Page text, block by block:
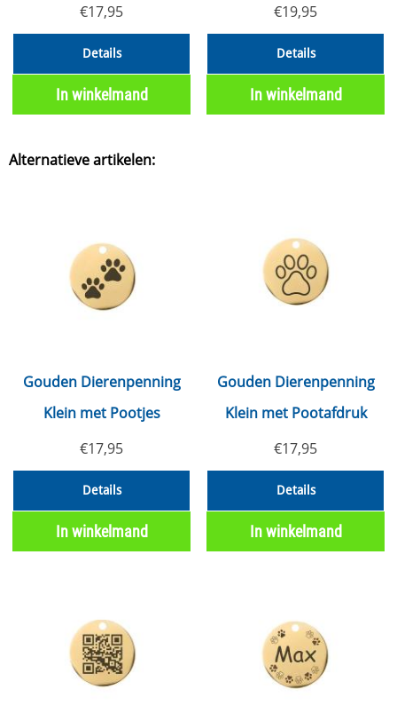
€17,95
Details
In winkelmand
€19,95
Details
In winkelmand
Alternatieve artikelen:
Gouden Dierenpenning
Klein met Pootjes
€17,95
Details
In winkelmand
Gouden Dierenpenning
Klein met Pootafdruk
€17,95
Details
In winkelmand